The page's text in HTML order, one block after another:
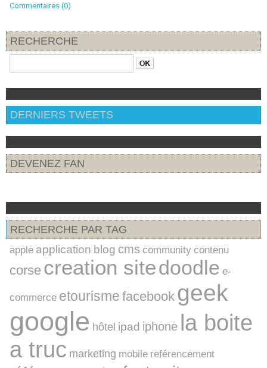
Commentaires (0)
RECHERCHE
DERNIERS TWEETS
DEVENEZ FAN
RECHERCHE PAR TAG
apple application blog cms community contenu
corse creation sitedoodle e-
commerce etourisme facebook geek
google hôtel ipad iphone
la boite
a truc marketing mobile reférencement